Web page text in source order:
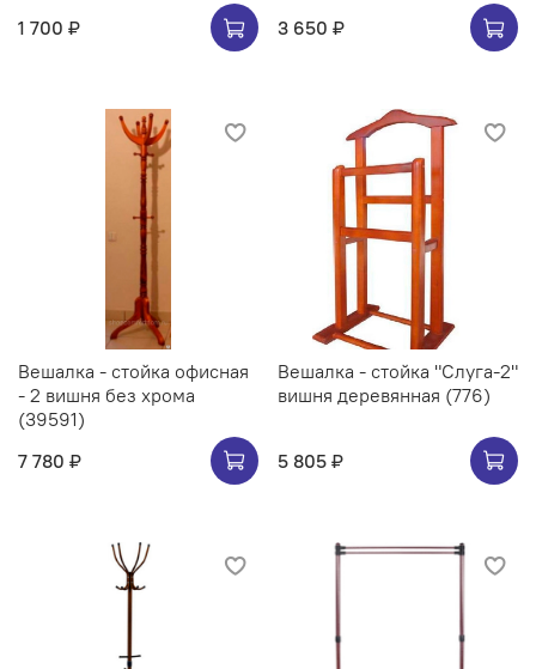
1 700 ₽
3 650 ₽
Вешалка - стойка офисная
- 2 вишня без хрома
(39591)
7 780 ₽
Вешалка - стойка "Слуга-2"
вишня деревянная (776)
5 805 ₽